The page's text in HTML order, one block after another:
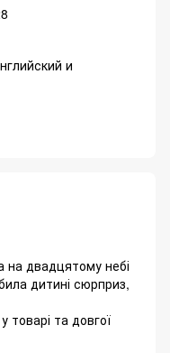
и
двадцятому небі
дитині сюрприз,
та довгої